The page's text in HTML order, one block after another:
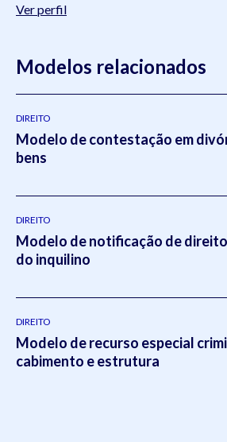
Ver perfil
Modelos relacionados
DIREITO
Modelo de contestação em
bens
DIREITO
Modelo de notificação de
do inquilino
DIREITO
Modelo de recurso especial
cabimento e estrutura